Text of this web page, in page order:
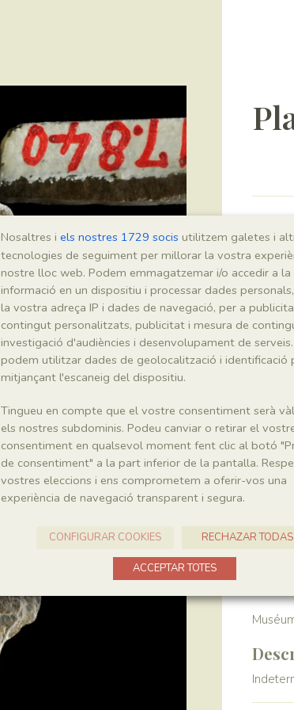
Regne
Plantae
Nosaltres i els nostres 1729 socis utilitzem galetes i
tecnologies de seguiment per millorar la vostra
nostre lloc web. Podem emmagatzemar i/o accedir a la
informació en un dispositiu i processar dades
la vostra adreça IP i dades de navegació, per a
contingut personalitzats, publicitat i mesura de
investigació d'audiències i desenvolupament de
podem utilitzar dades de geolocalització i identificació
mitjançant l'escaneig del dispositiu.
Tingueu en compte que el vostre consentiment serà
els nostres subdominis. Podeu canviar o retirar el
consentiment en qualsevol moment fent clic al botó
de consentiment" a la part inferior de la pantalla.
vostres eleccions i ens comprometem a oferir-vos una
experiència de navegació transparent i segura.
CONFIGURAR COOKIES RECHAZAR TODAS
ACCEPTAR TOTES